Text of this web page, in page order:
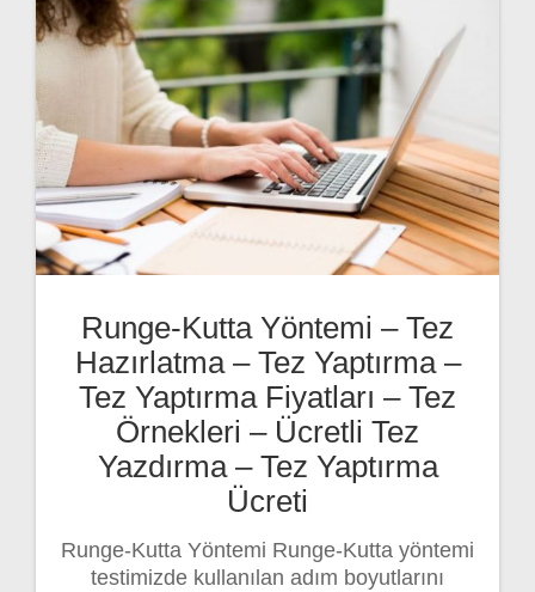
Runge-Kutta Yöntemi – Tez
Hazırlatma – Tez Yaptırma –
Tez Yaptırma Fiyatları – Tez
Örnekleri – Ücretli Tez
Yazdırma – Tez Yaptırma
Ücreti
Runge-Kutta Yöntemi Runge-Kutta yöntemi
testimizde kullanılan adım boyutlarını